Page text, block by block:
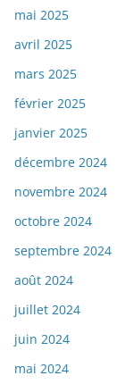
mai 2025
avril 2025
mars 2025
février 2025
janvier 2025
décembre 2024
novembre 2024
octobre 2024
septembre 2024
août 2024
juillet 2024
juin 2024
mai 2024